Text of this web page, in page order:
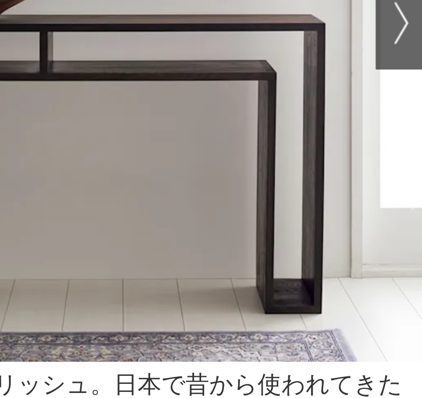
ッシュ。日本で昔から使われてきた